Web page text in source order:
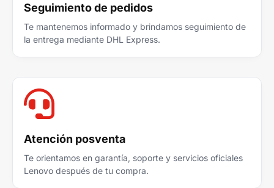
Seguimiento de pedidos
Te mantenemos informado y brindamos seguimiento de
la entrega mediante DHL Express.
Atención posventa
Te orientamos en garantía, soporte y servicios oficiales
Lenovo después de tu compra.